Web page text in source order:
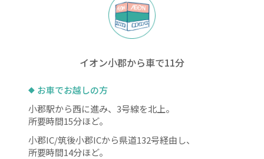
イオン小郡から車で11分
お車でお越しの方
小郡駅から西に進み、3号線を北上。
所要時間15分ほど。
小郡IC/筑後小郡ICから県道132号経由し、
所要時間14分ほど。